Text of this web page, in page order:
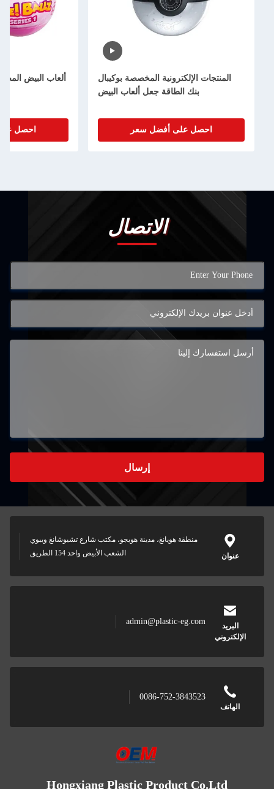
المنتجات الإلكترونية المخصصة بوكيبال
بنك الطاقة جعل ألعاب البيض
احصل على أفضل سعر
ألعاب البيض
احصل
الاتصال
إرسال
عنوان
منطقة هويانغ، مدينة هويجو، مكتب شارع تشيوشانغ ويبوي
الشعب الأبيض واحد 154 الطريق
البريد
الإلكتروني
admin@plastic-eg.com
الهاتف
0086-752-3843523
Hongxiang Plastic Product Co.Ltd